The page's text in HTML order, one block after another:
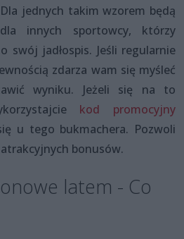
jednych takim wzorem będą
innych sportowcy, którzy
swój jadłospis. Jeśli regularnie
zdarza wam się myśleć
wyniku. Jeżeli się na to
kod promocyjny
u tego bukmachera. Pozwoli
bonusów.
latem - Co